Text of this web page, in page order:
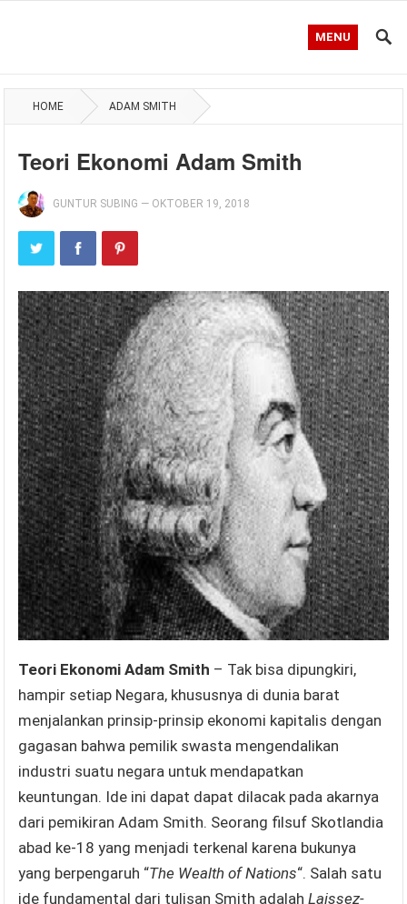
MENU
HOME ADAM SMITH
Teori Ekonomi Adam Smith
GUNTUR SUBING — OKTOBER 19, 2018
Teori Ekonomi Adam Smith – Tak bisa dipungkiri,
hampir setiap Negara, khususnya di dunia barat
menjalankan prinsip-prinsip ekonomi kapitalis dengan
gagasan bahwa pemilik swasta mengendalikan
industri suatu negara untuk mendapatkan
keuntungan. Ide ini dapat dapat dilacak pada akarnya
dari pemikiran Adam Smith. Seorang filsuf Skotlandia
abad ke-18 yang menjadi terkenal karena bukunya
yang berpengaruh “The Wealth of Nations“. Salah satu
ide fundamental dari tulisan Smith adalahLaissez-